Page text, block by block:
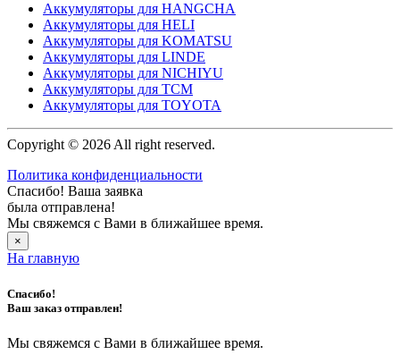
Аккумуляторы для HANGCHA
Аккумуляторы для HELI
Аккумуляторы для KOMATSU
Аккумуляторы для LINDE
Аккумуляторы для NICHIYU
Аккумуляторы для TCM
Аккумуляторы для TOYOTA
Copyright © 2026 All right reserved.
Политика конфиденциальности
Спасибо! Ваша заявка
была отправлена!
Мы свяжемся с Вами в ближайшее время.
×
На главную
Спасибо!
Ваш заказ отправлен!
Мы свяжемся с Вами в ближайшее время.